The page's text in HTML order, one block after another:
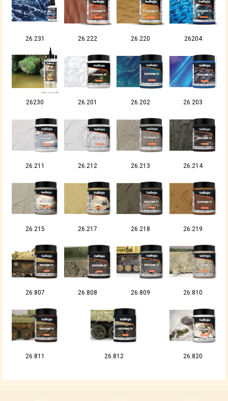
26.231 26.222 26.220 26204
26230 26.201 26.202 26.203
26.211 26.212 26.213 26.214
26.215 26.217 26.218 26.219
26.807 26.808 26.809 26.810
26.811 26.812 26.820